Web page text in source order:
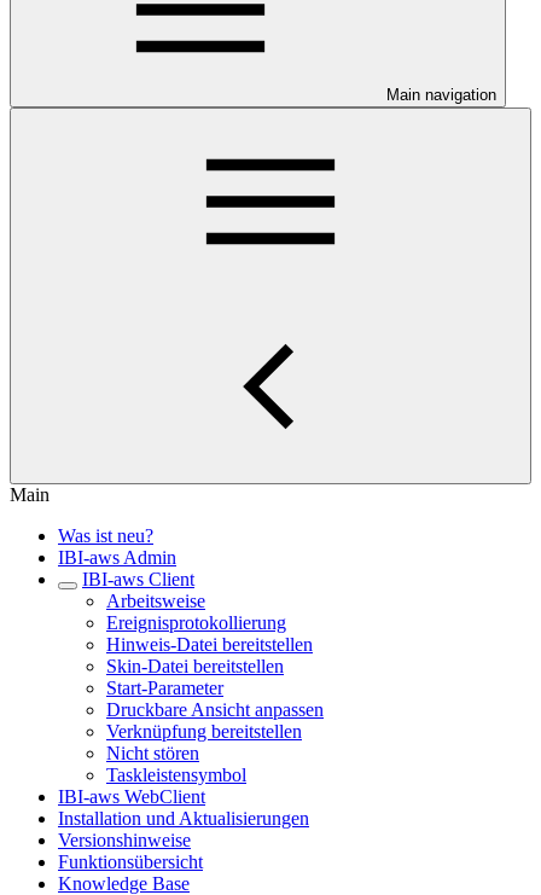
Main navigation
Main
Was ist neu?
IBI-aws Admin
IBI-aws Client
Arbeitsweise
Ereignisprotokollierung
Hinweis-Datei bereitstellen
Skin-Datei bereitstellen
Start-Parameter
Druckbare Ansicht anpassen
Verknüpfung bereitstellen
Nicht stören
Taskleistensymbol
IBI-aws WebClient
Installation und Aktualisierungen
Versionshinweise
Funktionsübersicht
Knowledge Base